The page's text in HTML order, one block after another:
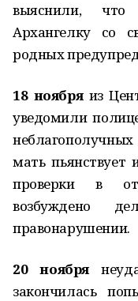
выяснили, что
Архангелку со
родных
18 ноябряиз
уведомили
мать пьянствует
проверки в
возбуждено
правонарушении.
20 ноября
закончилась